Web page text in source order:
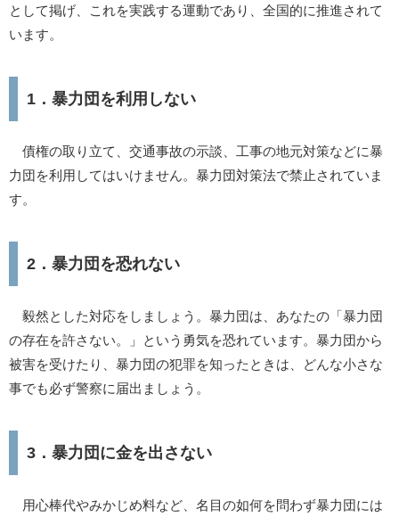
として掲げ、これを実践する運動であり、全国的に推進されて
います。
1．暴力団を利用しない
債権の取り立て、交通事故の示談、工事の地元対策などに暴
力団を利用してはいけません。暴力団対策法で禁止されていま
す。
2．暴力団を恐れない
毅然とした対応をしましょう。暴力団は、あなたの「暴力団
の存在を許さない。」という勇気を恐れています。暴力団から
被害を受けたり、暴力団の犯罪を知ったときは、どんな小さな
事でも必ず警察に届出ましょう。
3．暴力団に金を出さない
用心棒代やみかじめ料など、名目の如何を問わず暴力団には